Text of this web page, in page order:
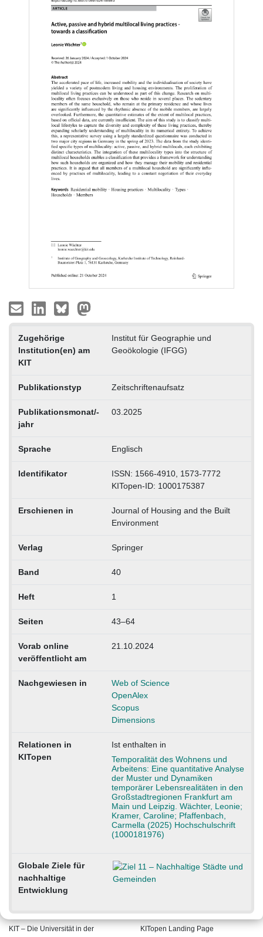
Zugehörige
Institution(en) am
KIT
Institut für Geographie und
Geoökologie (IFGG)
Publikationstyp Zeitschriftenaufsatz
Publikationsmonat/-
jahr
03.2025
Sprache Englisch
Identifikator
ISSN: 1566-4910, 1573-7772
KITopen-ID: 1000175387
Erschienen in
Journal of Housing and the Built
Environment
Verlag Springer
Band 40
Heft 1
Seiten 43–64
Vorab online
veröffentlicht am
21.10.2024
Nachgewiesen in
Web of Science
OpenAlex
Scopus
Dimensions
Relationen in
KITopen
Ist enthalten in
Temporalität des Wohnens und
Arbeitens: Eine quantitative Analyse
der Muster und Dynamiken
temporärer Lebensrealitäten in den
Großstadtregionen Frankfurt am
Main und Leipzig. Wächter, Leonie;
Kramer, Caroline; Pfaffenbach,
Carmella (2025) Hochschulschrift
(1000181976)
Globale Ziele für
nachhaltige
Entwicklung
KIT – Die Universität in der KITopen Landing Page